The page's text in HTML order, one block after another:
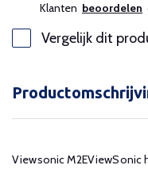
Klanten beoordelen
Vergelijk dit
Viewsonic M2EViewSonic